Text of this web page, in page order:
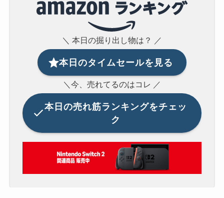
＼ 本日の掘り出し物は？ ／
本日のタイムセールを見る
＼今、売れてるのはコレ ／
本日の売れ筋ランキングをチェッ
ク